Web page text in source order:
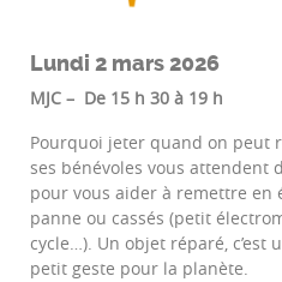
Lundi 2 mars 2026
MJC – De 15 h 30 à 19 h
Pourquoi jeter quand on peut
ses bénévoles vous attendent
pour vous aider à remettre en
panne ou cassés (petit
cycle…). Un objet réparé, c’est
petit geste pour la planète.